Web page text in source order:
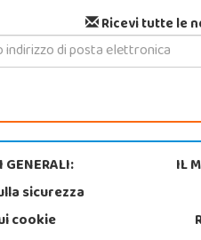
Ricevi tutte le
sicurezza
cookie
IL